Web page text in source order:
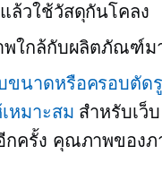
ล้วใช้วัสดุกันโคลง
พใกล้กับผลิตภัณฑ์ม
ขนาดหรือครอบตัด
หมาะสม สำหรับเว็บ
กครั้ง คุณภาพของภ